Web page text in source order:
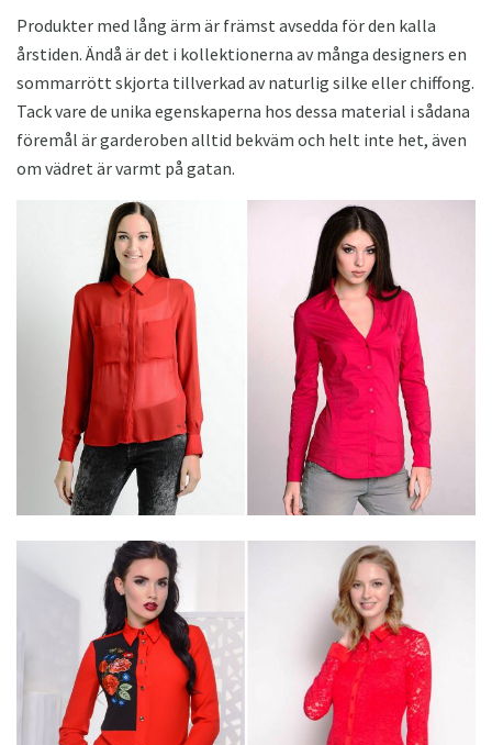
Produkter med lång ärm är främst avsedda för den kalla
årstiden. Ändå är det i kollektionerna av många designers en
sommarrött skjorta tillverkad av naturlig silke eller chiffong.
Tack vare de unika egenskaperna hos dessa material i sådana
föremål är garderoben alltid bekväm och helt inte het, även
om vädret är varmt på gatan.